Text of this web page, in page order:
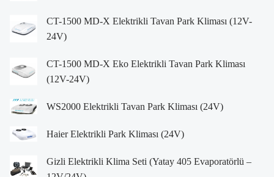
CT-1500 MD-X Elektrikli Tavan Park Kliması (12V-
24V)
CT-1500 MD-X Eko Elektrikli Tavan Park Kliması
(12V-24V)
WS2000 Elektrikli Tavan Park Kliması (24V)
Haier Elektrikli Park Kliması (24V)
Gizli Elektrikli Klima Seti (Yatay 405 Evaporatörlü –